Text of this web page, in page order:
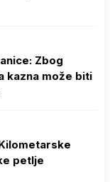
Zbog
kazna može biti
petlje